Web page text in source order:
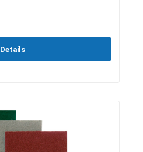
Details